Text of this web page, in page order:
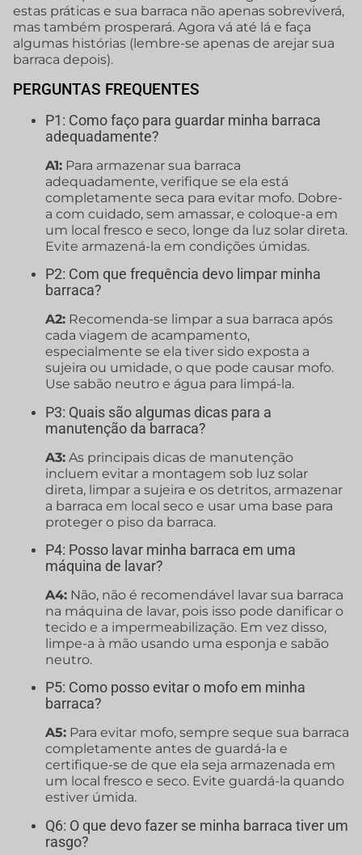
estas práticas e sua barraca não apenas sobreviverá,
mas também prosperará. Agora vá até lá e faça
algumas histórias (lembre-se apenas de arejar sua
barraca depois).
PERGUNTAS FREQUENTES
P1: Como faço para guardar minha barraca
adequadamente?
A1: Para armazenar sua barraca
adequadamente, verifique se ela está
completamente seca para evitar mofo. Dobre-
a com cuidado, sem amassar, e coloque-a em
um local fresco e seco, longe da luz solar direta.
Evite armazená-la em condições úmidas.
P2: Com que frequência devo limpar minha
barraca?
A2: Recomenda-se limpar a sua barraca após
cada viagem de acampamento,
especialmente se ela tiver sido exposta a
sujeira ou umidade, o que pode causar mofo.
Use sabão neutro e água para limpá-la.
P3: Quais são algumas dicas para a
manutenção da barraca?
A3: As principais dicas de manutenção
incluem evitar a montagem sob luz solar
direta, limpar a sujeira e os detritos, armazenar
a barraca em local seco e usar uma base para
proteger o piso da barraca.
P4: Posso lavar minha barraca em uma
máquina de lavar?
A4: Não, não é recomendável lavar sua barraca
na máquina de lavar, pois isso pode danificar o
tecido e a impermeabilização. Em vez disso,
limpe-a à mão usando uma esponja e sabão
neutro.
P5: Como posso evitar o mofo em minha
barraca?
A5: Para evitar mofo, sempre seque sua barraca
completamente antes de guardá-la e
certifique-se de que ela seja armazenada em
um local fresco e seco. Evite guardá-la quando
estiver úmida.
Q6: O que devo fazer se minha barraca tiver um
rasgo?